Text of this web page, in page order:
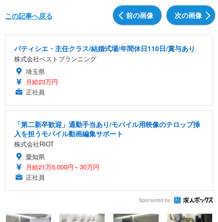
前の画像 次の画像
この記事へ戻る
パティシエ・主任クラス/結婚式場/年間休日110日/賞与あり
株式会社ベストプランニング
埼玉県
月給23万円
正社員
「第二新卒歓迎」通勤手当あり/モバイル用映像のテロップ挿
入を担うモバイル動画編集サポート
株式会社RIOT
愛知県
月給21万5,000円～30万円
正社員
Sponsored by